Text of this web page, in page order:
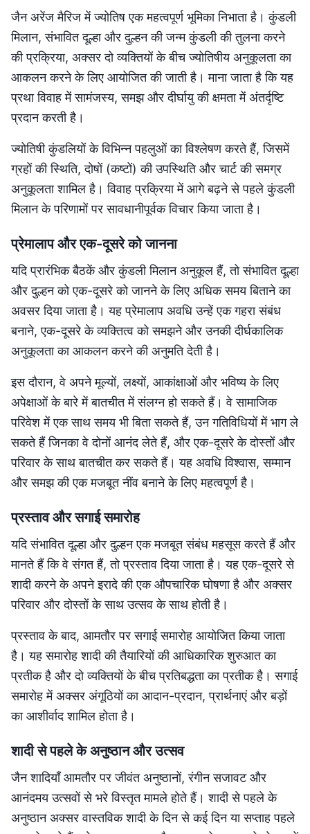
जैन अरेंज मैरिज में ज्योतिष एक महत्वपूर्ण भूमिका निभाता है। कुंडली
मिलान, संभावित दूल्हा और दुल्हन की जन्म कुंडली की तुलना करने
की प्रक्रिया, अक्सर दो व्यक्तियों के बीच ज्योतिषीय अनुकूलता का
आकलन करने के लिए आयोजित की जाती है। माना जाता है कि यह
प्रथा विवाह में सामंजस्य, समझ और दीर्घायु की क्षमता में अंतर्दृष्टि
प्रदान करती है।
ज्योतिषी कुंडलियों के विभिन्न पहलुओं का विश्लेषण करते हैं, जिसमें
ग्रहों की स्थिति, दोषों (कष्टों) की उपस्थिति और चार्ट की समग्र
अनुकूलता शामिल है। विवाह प्रक्रिया में आगे बढ़ने से पहले कुंडली
मिलान के परिणामों पर सावधानीपूर्वक विचार किया जाता है।
प्रेमालाप और एक-दूसरे को जानना
यदि प्रारंभिक बैठकें और कुंडली मिलान अनुकूल हैं, तो संभावित दूल्हा
और दुल्हन को एक-दूसरे को जानने के लिए अधिक समय बिताने का
अवसर दिया जाता है। यह प्रेमालाप अवधि उन्हें एक गहरा संबंध
बनाने, एक-दूसरे के व्यक्तित्व को समझने और उनकी दीर्घकालिक
अनुकूलता का आकलन करने की अनुमति देती है।
इस दौरान, वे अपने मूल्यों, लक्ष्यों, आकांक्षाओं और भविष्य के लिए
अपेक्षाओं के बारे में बातचीत में संलग्न हो सकते हैं। वे सामाजिक
परिवेश में एक साथ समय भी बिता सकते हैं, उन गतिविधियों में भाग ले
सकते हैं जिनका वे दोनों आनंद लेते हैं, और एक-दूसरे के दोस्तों और
परिवार के साथ बातचीत कर सकते हैं। यह अवधि विश्वास, सम्मान
और समझ की एक मजबूत नींव बनाने के लिए महत्वपूर्ण है।
प्रस्ताव और सगाई समारोह
यदि संभावित दूल्हा और दुल्हन एक मजबूत संबंध महसूस करते हैं और
मानते हैं कि वे संगत हैं, तो प्रस्ताव दिया जाता है। यह एक-दूसरे से
शादी करने के अपने इरादे की एक औपचारिक घोषणा है और अक्सर
परिवार और दोस्तों के साथ उत्सव के साथ होती है।
प्रस्ताव के बाद, आमतौर पर सगाई समारोह आयोजित किया जाता
है। यह समारोह शादी की तैयारियों की आधिकारिक शुरुआत का
प्रतीक है और दो व्यक्तियों के बीच प्रतिबद्धता का प्रतीक है। सगाई
समारोह में अक्सर अंगूठियों का आदान-प्रदान, प्रार्थनाएं और बड़ों
का आशीर्वाद शामिल होता है।
शादी से पहले के अनुष्ठान और उत्सव
जैन शादियाँ आमतौर पर जीवंत अनुष्ठानों, रंगीन सजावट और
आनंदमय उत्सवों से भरे विस्तृत मामले होते हैं। शादी से पहले के
अनुष्ठान अक्सर वास्तविक शादी के दिन से कई दिन या सप्ताह पहले